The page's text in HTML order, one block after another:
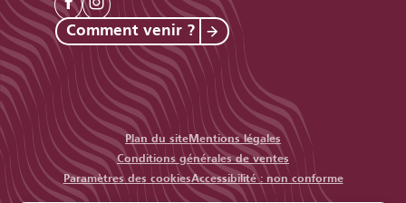
Comment venir ?
Plan du site Mentions légales
Conditions générales de ventes
Paramètres des cookiesAccessibilité : non conforme